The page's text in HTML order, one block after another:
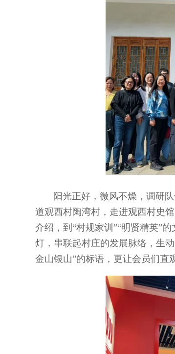
阳光正好，微风不燥，调研
道观西村陶湾村，走进观西村史
介绍，到“村规家训”“明贤精英”
灯，串联起村庄的发展脉络，生
金山银山”的标语，更让会员们直